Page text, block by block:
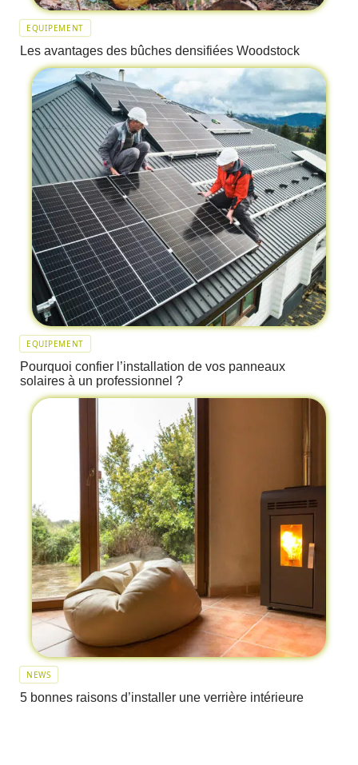
EQUIPEMENT
Les avantages des bûches densifiées Woodstock
EQUIPEMENT
Pourquoi confier l’installation de vos panneaux
solaires à un professionnel ?
NEWS
5 bonnes raisons d’installer une verrière intérieure